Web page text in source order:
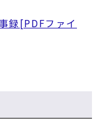
録[PDFファイ